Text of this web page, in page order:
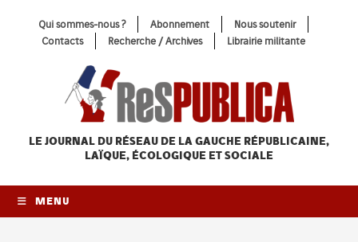
Qui sommes-nous ? Abonnement
Nous soutenir
Contacts
Recherche / Archives Librairie militante
LE JOURNAL DU RÉSEAU DE LA GAUCHE RÉPUBLICAINE,
LAÏQUE, ÉCOLOGIQUE ET SOCIALE
MENU